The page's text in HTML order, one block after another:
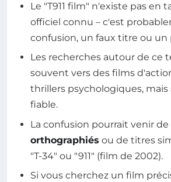
Le "T911 film" n'existe pas en
officiel connu – c'est
confusion, un faux titre ou un
Les recherches autour de ce
souvent vers des films
thrillers psychologiques, mais
fiable.
La confusion pourrait venir de
orthographiés ou de titres
"T-34" ou "911" (film de 2002).
Si vous cherchez un film